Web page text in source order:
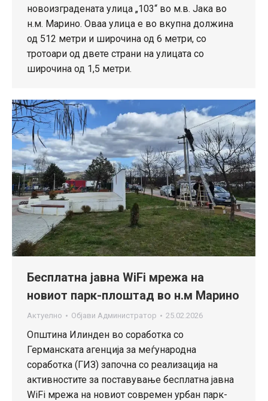
новоизградената улица „103“ во м.в. Јака во
н.м. Марино. Оваа улица е во вкупна должина
од 512 метри и широчина од 6 метри, со
тротоари од двете страни на улицата со
широчина од 1,5 метри.
Бесплатна јавна WiFi мрежа на
новиот парк-плоштад во н.м Марино
Актуелно Објави Администратор 25.02.2026
Општина Илинден во соработка со
Германската агенција за меѓународна
соработка (ГИЗ) започна со реализација на
активностите за поставување бесплатна јавна
WiFi мрежа на новиот современ урбан парк-